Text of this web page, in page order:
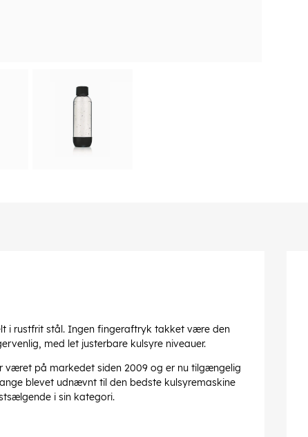
i rustfrit stål. Ingen fingeraftryk takket være den
med let justerbare kulsyre niveauer.
været på markedet siden 2009 og er nu tilgængelig
blevet udnævnt til den bedste kulsyremaskine
i sin kategori.